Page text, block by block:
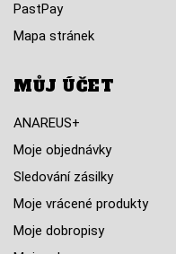
PastPay
Mapa stránek
MŮJ ÚČET
ANAREUS+
Moje objednávky
Sledování zásilky
Moje vrácené produkty
Moje dobropisy